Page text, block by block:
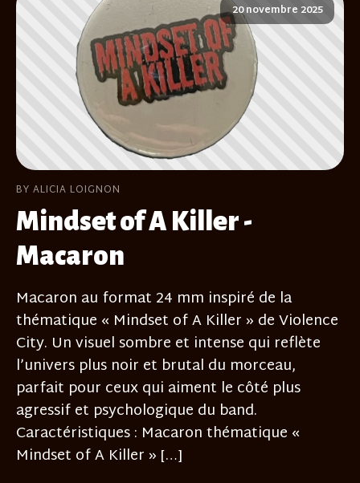
20 novembre 2025
BY ALICIA LOIGNON
Mindset of A Killer -
Macaron
Macaron au format 24 mm inspiré de la
thématique « Mindset of A Killer » de Violence
City. Un visuel sombre et intense qui reflète
l’univers plus noir et brutal du morceau,
parfait pour ceux qui aiment le côté plus
agressif et psychologique du band.
Caractéristiques : Macaron thématique «
Mindset of A Killer » […]